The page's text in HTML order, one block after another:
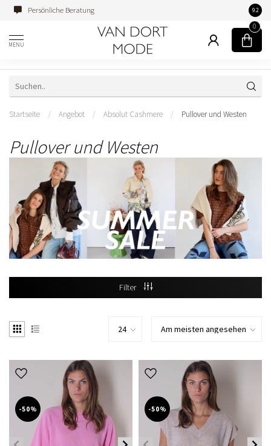
Persönliche Beratung 9.2
MENU
0
Startseite / Angebot / Absolut Cashmere / Pullover und Westen
Pullover und Westen
Filter
-50% -50%